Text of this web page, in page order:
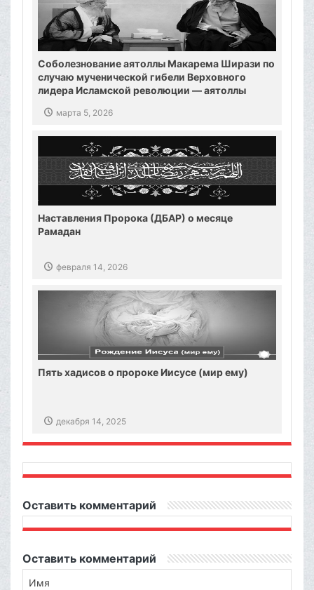
Соболезнование аятоллы Макарема Ширази по
случаю мученической гибели Верховного
лидера Исламской революции — аятоллы
марта 5, 2026
Наставления Пророка (ДБАР) о месяце
Рамадан
февраля 14, 2026
Пять хадисов о пророке Иисусе (мир ему)
декабря 14, 2025
Оставить комментарий
Оставить комментарий
Имя